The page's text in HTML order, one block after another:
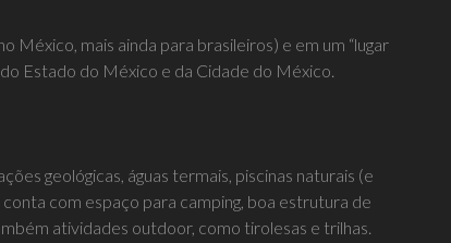
México, mais ainda para brasileiros) e em um “lugar
Estado do México e da Cidade do México.
geológicas, águas termais, piscinas naturais (e
com espaço para camping, boa estrutura de
atividades outdoor, como tirolesas e trilhas.